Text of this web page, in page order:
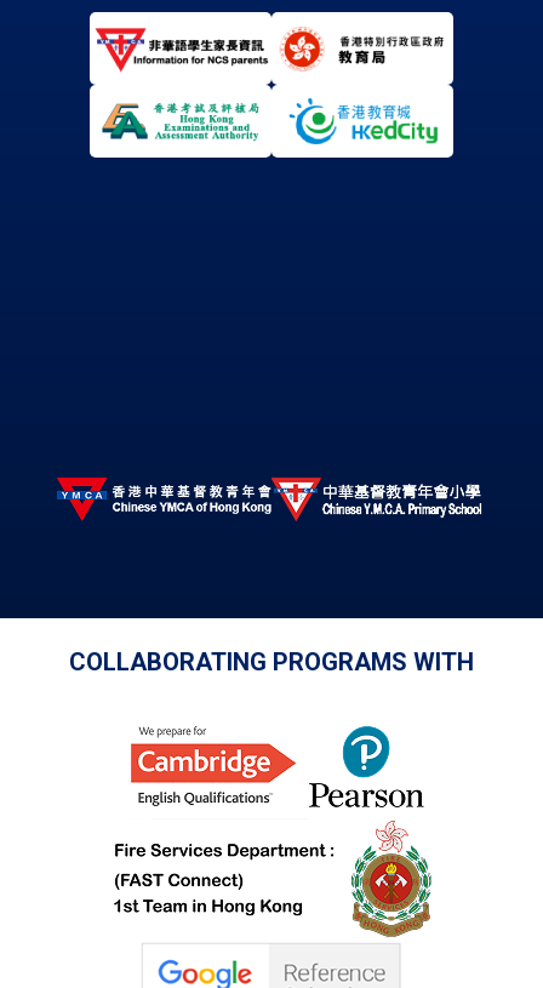
COLLABORATING PROGRAMS WITH